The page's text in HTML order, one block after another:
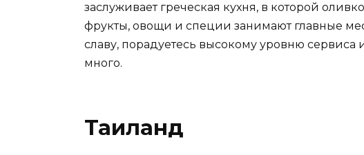
заслуживает греческая кухня, в которой
фрукты, овощи и специи занимают главные
славу, порадуетесь высокому уровню сервиса
много.
Таиланд